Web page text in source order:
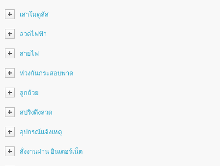
เสาโมดูลัส
ลวดไฟฟ้า
สายไฟ
ห่วงกันกระสอบพาด
ลูกถ้วย
สปริงดึงลวด
อุปกรณ์แจ้งเหตุ
สั่งงานผ่าน อินเตอร์เน็ต